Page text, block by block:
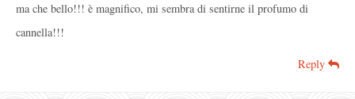
ma che bello!!! è magnifico, mi sembra di sentirne il profumo di
cannella!!!
Reply